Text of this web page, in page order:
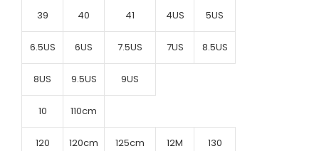
39 40 41 4US 5US
6.5US 6US 7.5US 7US 8.5US
8US 9.5US 9US
10 110cm
120 120cm 125cm 12M 130